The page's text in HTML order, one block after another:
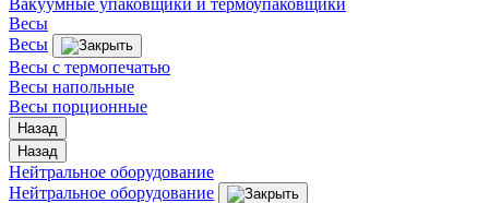
Весы
Весы
Весы с термопечатью
Весы напольные
Весы порционные
Назад
Назад
Нейтральное оборудование
Нейтральное оборудование